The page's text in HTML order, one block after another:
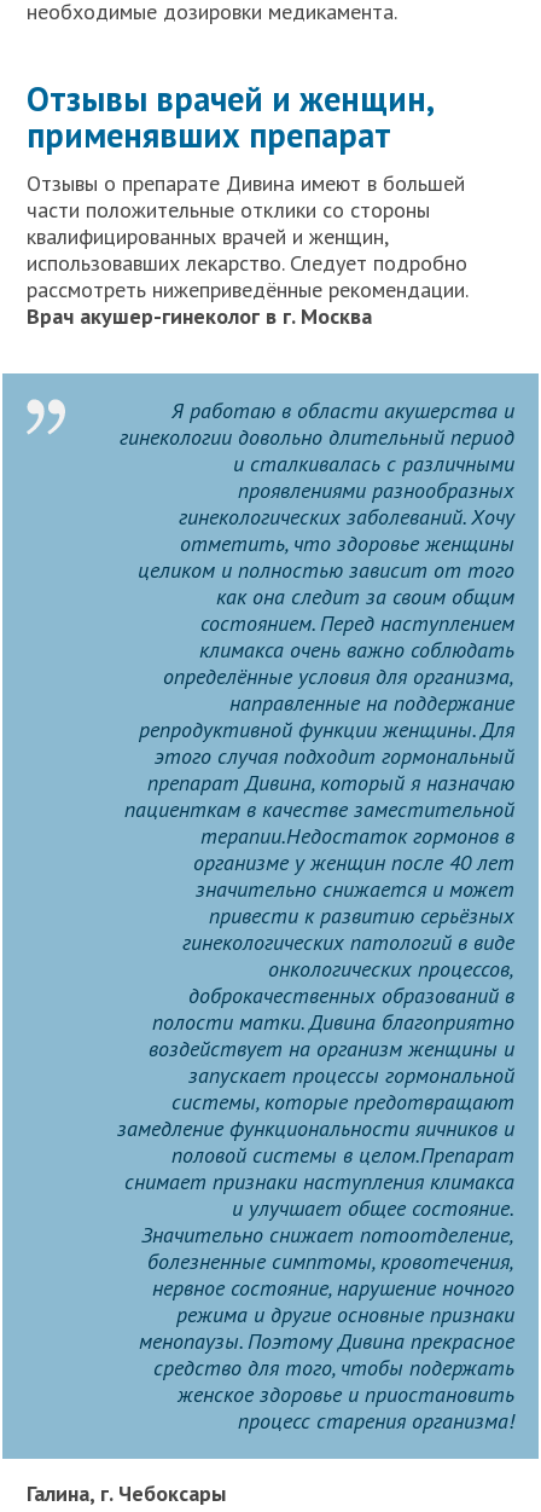
необходимые дозировки медикамента.
Отзывы врачей и женщин,
применявших препарат
Отзывы о препарате Дивина имеют в большей
части положительные отклики со стороны
квалифицированных врачей и женщин,
использовавших лекарство. Следует подробно
рассмотреть нижеприведённые рекомендации.
Врач акушер-гинеколог в г. Москва
Я работаю в области акушерства и
гинекологии довольно длительный период
и сталкивалась с различными
проявлениями разнообразных
гинекологических заболеваний. Хочу
отметить, что здоровье женщины
целиком и полностью зависит от того
как она следит за своим общим
состоянием. Перед наступлением
климакса очень важно соблюдать
определённые условия для организма,
направленные на поддержание
репродуктивной функции женщины. Для
этого случая подходит гормональный
препарат Дивина, который я назначаю
пациенткам в качестве заместительной
терапии.Недостаток гормонов в
организме у женщин после 40 лет
значительно снижается и может
привести к развитию серьёзных
гинекологических патологий в виде
онкологических процессов,
доброкачественных образований в
полости матки. Дивина благоприятно
воздействует на организм женщины и
запускает процессы гормональной
системы, которые предотвращают
замедление функциональности яичников и
половой системы в целом.Препарат
снимает признаки наступления климакса
и улучшает общее состояние.
Значительно снижает потоотделение,
болезненные симптомы, кровотечения,
нервное состояние, нарушение ночного
режима и другие основные признаки
менопаузы. Поэтому Дивина прекрасное
средство для того, чтобы подержать
женское здоровье и приостановить
процесс старения организма!
Галина, г. Чебоксары